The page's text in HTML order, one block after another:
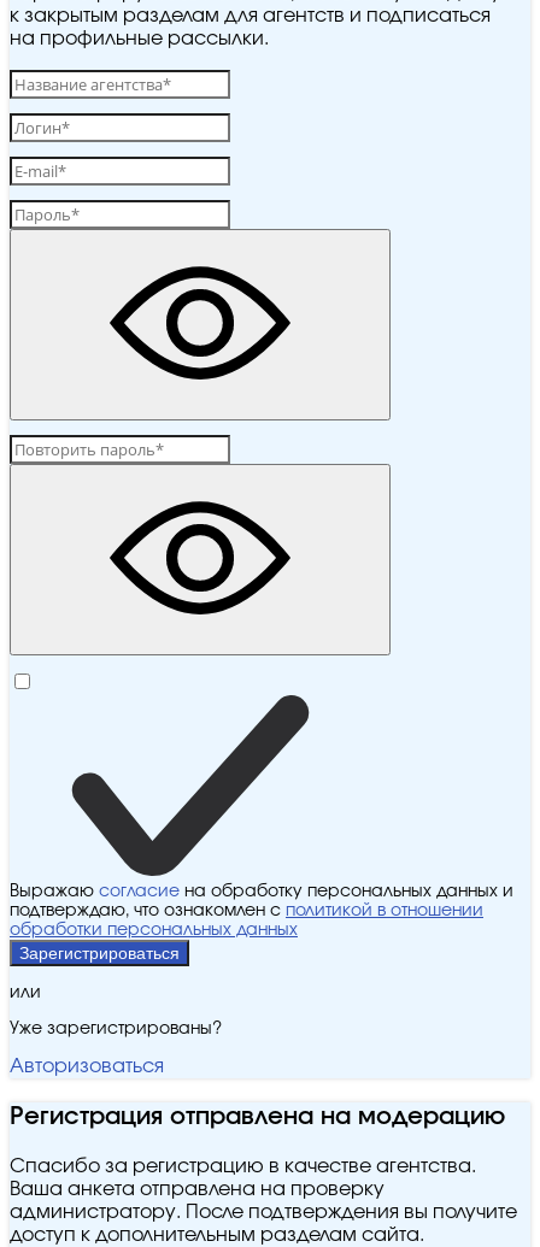
к закрытым разделам для агентств и подписаться
на профильные рассылки.
Выражаю согласие на обработку персональных данных и
подтверждаю, что ознакомлен с политикой в отношении
обработки персональных данных
Зарегистрироваться
или
Уже зарегистрированы?
Авторизоваться
Регистрация отправлена на модерацию
Спасибо за регистрацию в качестве агентства.
Ваша анкета отправлена на проверку
администратору. После подтверждения вы получите
доступ к дополнительным разделам сайта.